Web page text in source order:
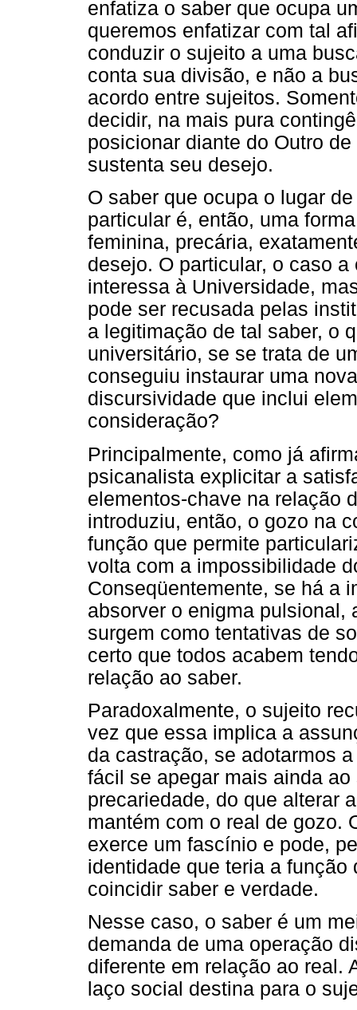
enfatiza o saber que ocupa
queremos enfatizar com tal
conduzir o sujeito a uma
conta sua divisão, e não a
acordo entre sujeitos.
decidir, na mais pura
posicionar diante do Outro
sustenta seu desejo.
O saber que ocupa o lugar
particular é, então, uma
feminina, precária,
desejo. O particular, o caso
interessa à Universidade,
pode ser recusada pelas
a legitimação de tal saber, o
universitário, se se trata de
conseguiu instaurar uma
discursividade que inclui
consideração?
Principalmente, como já
psicanalista explicitar a
elementos-chave na relação
introduziu, então, o gozo na
função que permite
volta com a impossibilidade
Conseqüentemente, se há a
absorver o enigma pulsional,
surgem como tentativas de
certo que todos acabem
relação ao saber.
Paradoxalmente, o sujeito
vez que essa implica a
da castração, se adotarmos
fácil se apegar mais ainda
precariedade, do que alterar
mantém com o real de gozo.
exerce um fascínio e pode,
identidade que teria a
coincidir saber e verdade.
Nesse caso, o saber é um
demanda de uma operação
diferente em relação ao real.
laço social destina para o